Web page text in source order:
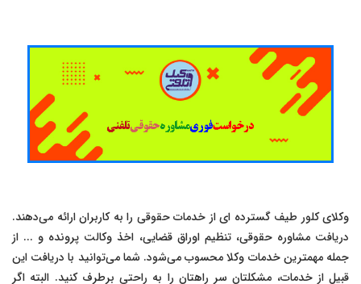
وکلای کلور طیف گسترده ای از خدمات حقوقی را به کاربران ارائه می‌دهند.
دریافت مشاوره حقوقی، تنظیم اوراق قضایی، اخذ وکالت پرونده و ... از
جمله مهمترین خدمات وکلا محسوب می‌شود. شما می‌توانید با دریافت این
قبیل از خدمات، مشکلتان سر راهتان را به راحتی برطرف کنید. البته اگر